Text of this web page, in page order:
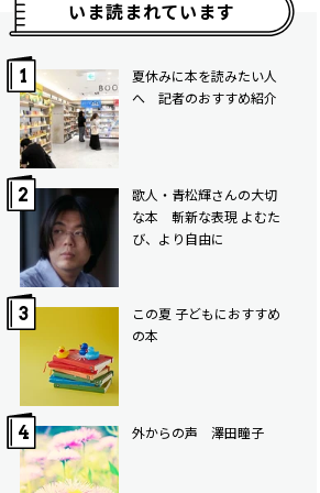
いま読まれています
夏休みに本を読みたい人
へ 記者のおすすめ紹介
歌人・青松輝さんの大切
な本 斬新な表現 よむた
び、より自由に
この夏 子どもにおすすめ
の本
外からの声 澤田瞳子